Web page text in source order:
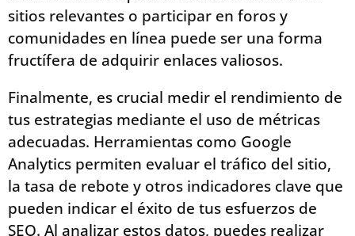
sitios relevantes o participar en foros y
comunidades en línea puede ser una forma
fructífera de adquirir enlaces valiosos.
Finalmente, es crucial medir el rendimiento de
tus estrategias mediante el uso de métricas
adecuadas. Herramientas como Google
Analytics permiten evaluar el tráfico del sitio,
la tasa de rebote y otros indicadores clave que
pueden indicar el éxito de tus esfuerzos de
SEO. Al analizar estos datos, puedes realizar